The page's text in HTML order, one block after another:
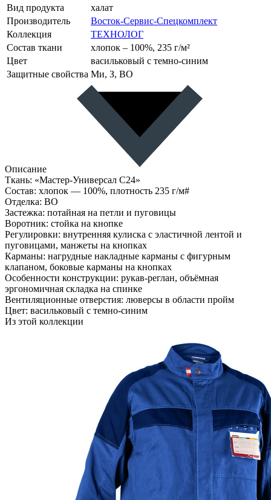
Вид продукта
халат
Производитель
Восток-Сервис-Спецкомплект
Коллекция
ТЕХНОЛОГ
Состав ткани
хлопок – 100%, 235 г/м²
Цвет
васильковый с темно-синим
Защитные свойства Ми, З, ВО
Описание
Ткань: «Мастер-Универсал С24»
Состав: хлопок — 100%, плотность 235 г/м#
Отделка: ВО
Застежка: потайная на петли и пуговицы
Воротник: стойка на кнопке
Регулировки: внутренняя кулиска с эластичной лентой и
пуговицами, манжеты на кнопках
Карманы: нагрудные накладные карманы с фигурным
клапаном, боковые карманы на кнопках
Особенности конструкции: рукав-реглан, объёмная
эргономичная складка на спинке
Вентиляционные отверстия: люверсы в области пройм
Цвет: васильковый с темно-синим
Из этой коллекции